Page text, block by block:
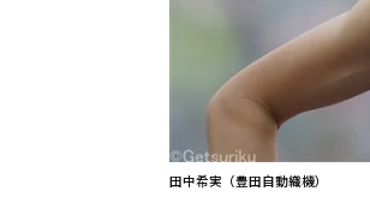
田中希実（豊田自動織機）